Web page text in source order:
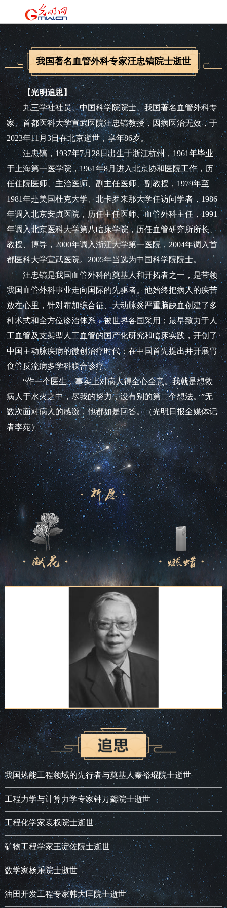
我国著名血管外科专家汪忠镐院士逝世
【光明追思】
九三学社社员、中国科学院院士、我国著名血管外科专
家、首都医科大学宣武医院汪忠镐教授，因病医治无效，于
2023年11月3日在北京逝世，享年86岁。
汪忠镐，1937年7月28日出生于浙江杭州，1961年毕业
于上海第一医学院，1961年8月进入北京协和医院工作，历
任住院医师、主治医师、副主任医师、副教授，1979年至
1981年赴美国杜克大学、北卡罗来那大学任访问学者，1986
年调入北京安贞医院，历任主任医师、血管外科主任，1991
年调入北京医科大学第八临床学院，历任血管研究所所长、
教授、博导，2000年调入浙江大学第一医院，2004年调入首
都医科大学宣武医院。2005年当选为中国科学院院士。
汪忠镐是我国血管外科的奠基人和开拓者之一，是带领
我国血管外科事业走向国际的先驱者。他始终把病人的疾苦
放在心里，针对布加综合征、大动脉炎严重脑缺血创建了多
种术式和全方位诊治体系，被世界各国采用；最早致力于人
工血管及支架型人工血管的国产化研究和临床实践，开创了
中国主动脉疾病的微创治疗时代；在中国首先提出并开展胃
食管反流病多学科联合诊疗。
“作一个医生，事实上对病人得全心全意。我就是想救
病人于水火之中，尽我的努力，没有别的第二个想法。”无
数次面对病人的感激，他都如是回答。（光明日报全媒体记
者李苑）
我国热能工程领域的先行者与奠基人秦裕琨院士逝世
工程力学与计算力学专家钟万勰院士逝世
工程化学家袁权院士逝世
矿物工程学家王淀佐院士逝世
数学家杨乐院士逝世
油田开发工程专家韩大匡院士逝世